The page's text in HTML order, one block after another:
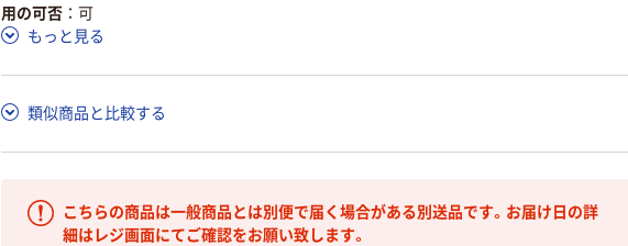
用の可否
可
もっと見る
類似商品と比較する
こちらの商品は一般商品とは別便で届く場合がある別送品です。お届け日の詳
細はレジ画面にてご確認をお願い致します。